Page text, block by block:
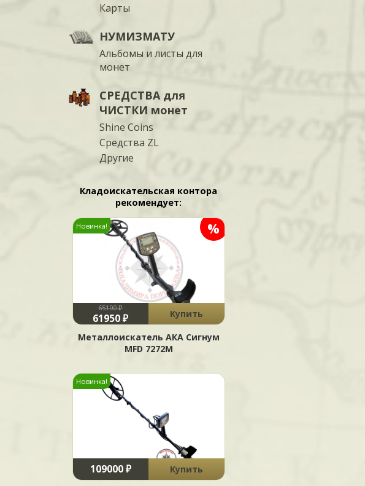
Карты
НУМИЗМАТУ
Альбомы и листы для
монет
СРЕДСТВА для
ЧИСТКИ монет
Shine Coins
Средства ZL
Другие
Кладоискательская контора
рекомендует:
%
Новинка!
65100 ₽
61950 ₽
Купить
Металлоискатель АКА Сигнум
MFD 7272М
Новинка!
109000 ₽
Купить